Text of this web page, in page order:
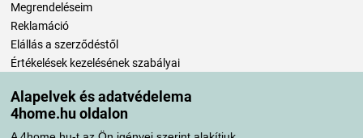
Alapelvek és adatvédelema
4home.hu oldalon
Megrendeléseim
Reklamáció
Elállás a szerződéstől
Értékelések kezelésének szabályai
Szállítási módok